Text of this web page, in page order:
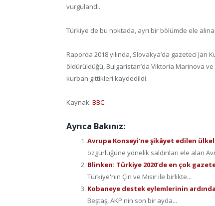
vurgulandı.
Türkiye de bu noktada, ayrı bir bölümde ele
Raporda 2018 yılında, Slovakya’da gazeteci Jan
öldürüldüğü, Bulgaristan’da Viktoria Marinova
kurban gittikleri kaydedildi.
Kaynak: BBC
Ayrıca Bakınız:
Avrupa Konseyi’ne şikâyet edilen
özgürlüğüne yönelik saldırıları ele alan
Blinken: Türkiye 2020’de en çok
Türkiye'nin Çin ve Mısır ile birlikte...
Kobaneye destek eylemlerinin
Beştaş, AKP'nin son bir ayda...